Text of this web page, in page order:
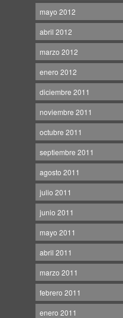
mayo 2012
abril 2012
marzo 2012
enero 2012
diciembre 2011
noviembre 2011
octubre 2011
septiembre 2011
agosto 2011
julio 2011
junio 2011
mayo 2011
abril 2011
marzo 2011
febrero 2011
enero 2011